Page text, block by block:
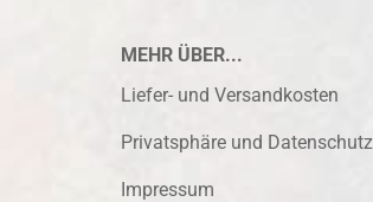
MEHR ÜBER...
Liefer- und Versandkosten
Privatsphäre und Datenschutz
Impressum